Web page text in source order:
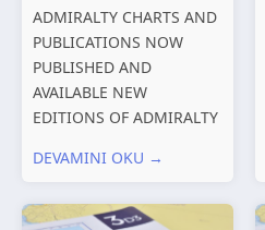
Hizmetlerimiz; gemi
işletmecileri, armatörler,
teknik yönetim şirketleri
ve denizcilik...
ADMIRALTY CHARTS AND
PUBLICATIONS NOW
PUBLISHED AND
AVAILABLE NEW
EDITIONS OF ADMIRALTY
PUBLICATIONS New
Charts published 13
DEVAMINI OKU →